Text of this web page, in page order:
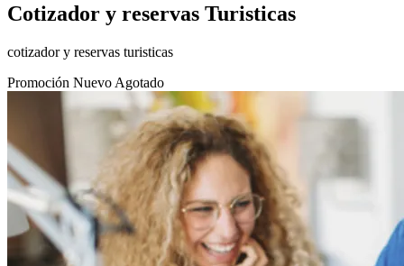
Cotizador y reservas Turisticas
cotizador y reservas turisticas
Promoción Nuevo Agotado